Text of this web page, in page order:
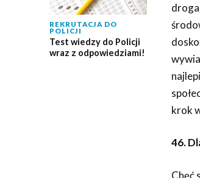
REKRUTACJA DO
POLICJI
Test wiedzy do Policji
wraz z odpowiedziami!
krok
46.
Chęć